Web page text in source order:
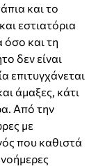
και το
εστιατόρια
όσο και τη
δεν είναι
επιτυγχάνεται
άμαξες, κάτι
Από την
με
που καθιστά